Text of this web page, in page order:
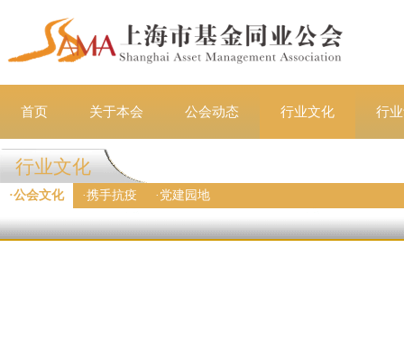
首页 关于本会 公会动态 行业文化 行
行业文化
·公会文化 ·携手抗疫 · 党建园地